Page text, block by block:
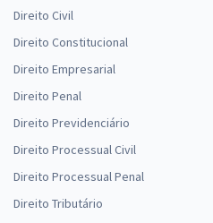
Direito Civil
Direito Constitucional
Direito Empresarial
Direito Penal
Direito Previdenciário
Direito Processual Civil
Direito Processual Penal
Direito Tributário